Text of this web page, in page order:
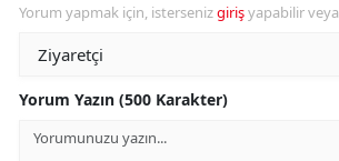
Yorum yapmak için, istersenizgirişyapabilir veya
Yorum Yazın (500 Karakter)